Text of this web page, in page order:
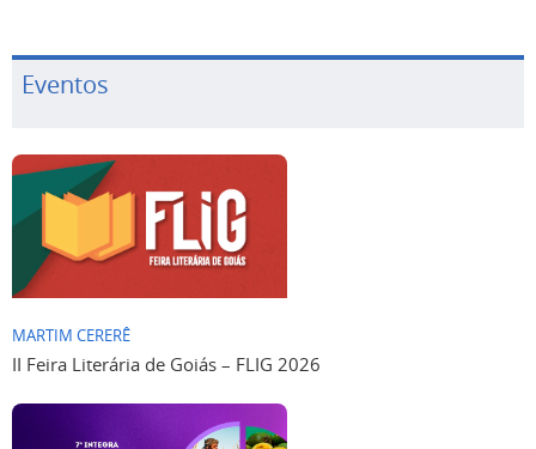
Eventos
MARTIM CERERÊ
II Feira Literária de Goiás – FLIG 2026